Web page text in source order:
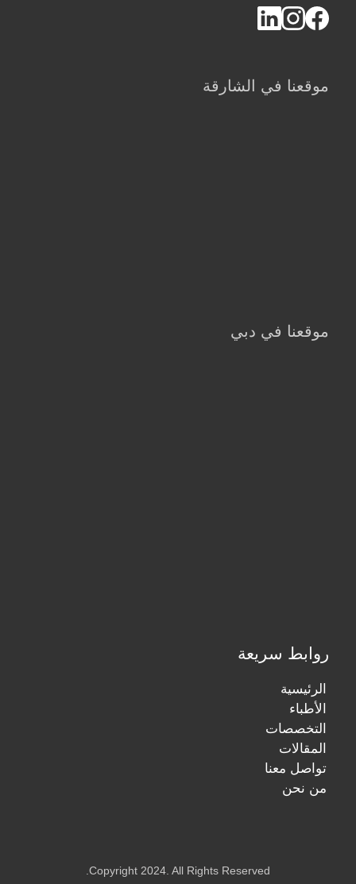
موقعنا في الشارقة
موقعنا في دبي
روابط سريعة
الرئيسية
الأطباء
التخصصات
المقالات
تواصل معنا
من نحن
Copyright 2024. All Rights Reserved.